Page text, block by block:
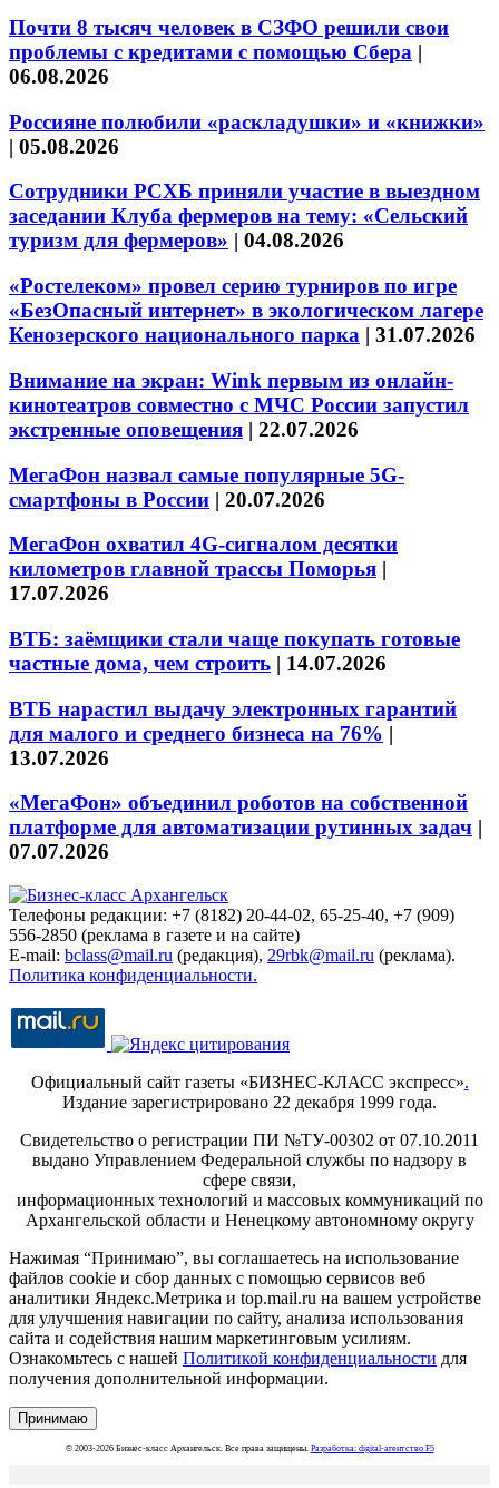
Почти 8 тысяч человек в СЗФО решили свои
проблемы с кредитами с помощью Сбера |
06.08.2026
Россияне полюбили «раскладушки» и «книжки»
| 05.08.2026
Сотрудники РСХБ приняли участие в выездном
заседании Клуба фермеров на тему: «Сельский
туризм для фермеров» | 04.08.2026
«Ростелеком» провел серию турниров по игре
«БезОпасный интернет» в экологическом лагере
Кенозерского национального парка | 31.07.2026
Внимание на экран: Wink первым из онлайн-
кинотеатров совместно с МЧС России запустил
экстренные оповещения | 22.07.2026
МегаФон назвал самые популярные 5G-
смартфоны в России | 20.07.2026
МегаФон охватил 4G-сигналом десятки
километров главной трассы Поморья |
17.07.2026
ВТБ: заёмщики стали чаще покупать готовые
частные дома, чем строить | 14.07.2026
ВТБ нарастил выдачу электронных гарантий
для малого и среднего бизнеса на 76% |
13.07.2026
«МегаФон» объединил роботов на собственной
платформе для автоматизации рутинных задач |
07.07.2026
Телефоны редакции: +7 (8182) 20-44-02, 65-25-40, +7 (909)
556-2850 (реклама в газете и на сайте)
E-mail: bclass@mail.ru (редакция), 29rbk@mail.ru (реклама).
Политика конфиденциальности.
Официальный сайт газеты «БИЗНЕС-КЛАСС экспресс».
Издание зарегистрировано 22 декабря 1999 года.
Свидетельство о регистрации ПИ №ТУ-00302 от 07.10.2011
выдано Управлением Федеральной службы по надзору в
сфере связи,
информационных технологий и массовых коммуникаций по
Архангельской области и Ненецкому автономному округу
Нажимая “Принимаю”, вы соглашаетесь на использование
файлов cookie и сбор данных с помощью сервисов веб
аналитики Яндекс.Метрика и top.mail.ru на вашем устройстве
для улучшения навигации по сайту, анализа использования
сайта и содействия нашим маркетинговым усилиям.
Ознакомьтесь с нашей Политикой конфиденциальности для
получения дополнительной информации.
Принимаю
© 2003-2026 Бизнес-класс Архангельск. Все права защищены. Разработка: digital-агентство F5